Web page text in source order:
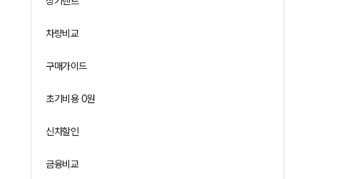
차량비교
구매가이드
초기비용 0원
신차할인
금융비교